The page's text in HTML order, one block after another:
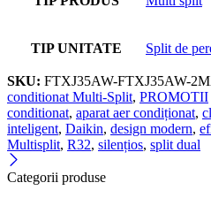
TIP UNITATE Split de
SKU: FTXJ35AW-FTXJ35AW-
conditionat Multi-Split, PROMOTII
conditionat, aparat aer condiționat,
inteligent, Daikin, design modern,
Multisplit, R32, silențios, split dual
Categorii produse